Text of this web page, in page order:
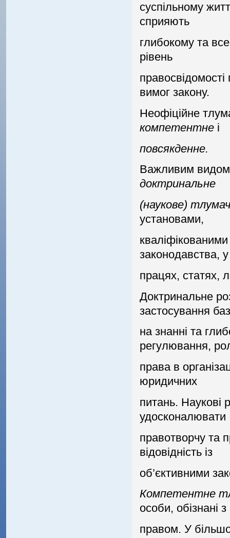
суспiльному
сприяють
глибокому та
рiвень
правосвiдомостi
вимог закону.
Неофiцiйне
компетентне i
повсякденне.
Важливим видом
доктринальне
(наукове)
установами,
законодавства,
працях, статях,
Доктринальне
застосування
на знаннi та
регулювання,
права в
юридичних
питань. Науковi
удосконалювати
правотворчу та
вiдовiднiсть iз
об’єктивними
Компетентне
особи, обiзнанi з
правом. У